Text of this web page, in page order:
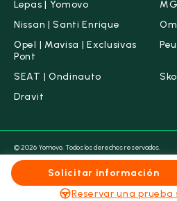
Solicitar información
Reservar una prueba
Lepas | Yomovo
Nissan | Santi Enrique
Opel | Mavisa | Exclusivas
Pont
SEAT | Ondinauto
Dravit
© 2026 Yomovo. Todos los derechos reservados.
Grupo Maas & Vallescar